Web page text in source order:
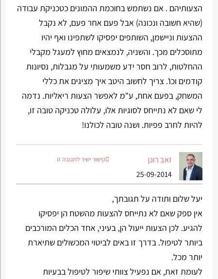
הצעותיהם . אם נשתמש בחוכמת ההמונים כטכניקת עבודה
(שהיא חשובה ונכונה) אבל פעם אחר פעם, לא נקבל
ההצעות וניישמן, השותפים יפסיקו לשתפינו ואף יהיו
מתוסכלים מכך. והשניה, לנמצאים מחוץ למעגל מקבלי
ההחלטות, לרוב חסר ידע משמעותי על מגבלות, נסיונות
קודמים וכו'. צריך לחשוב היטב איך מציגים את כללי
המשחק, בפעם אחת, ע"מ לאפשר הצעות ריאליות. נדמה
לי שאם לא נתייחס לסוגיות אלו, עלולה טכניקה טובה זו,
להיות לחרב פפיות. ושנה טובה לכולנו!
זאב רונן
25-09-2014
קישור ישיר לתגובה זו
יעל שלום ותודה על תגובתך,
אין ספק שאם לא נתייחס להצעות מהשטח הן יפסיקו
להגיע. לכן הצעות ייעול הן, בעיני, אחד הכלים המורכבים
ביותר לטיפול. בדרך זו באים לביטוי המכשולים שתיארת
יותר מכל.
לעומת זאת, אם נפעיל צוותי שיפור לטיפול בבעיות